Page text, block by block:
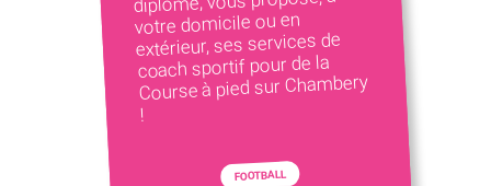
votre domicile ou en
extérieur, ses services de
coach sportif pour de la
Course à pied sur Chambery
!
FOOTBALL